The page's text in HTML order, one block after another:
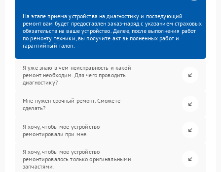
На этапе приема устройства на диагностику и последующий
ремонт вам будет предоставлен заказ-наряд с указанием страховых
обязательств на ваше устройство. Далее, после выполнения работ
по ремонту техники, вы получите акт выполненных работ и
гарантийный талон.
Я уже знаю в чем неисправность и какой
ремонт необходим. Для чего проводить
диагностику?
Мне нужен срочный ремонт. Сможете
сделать?
Я хочу, чтобы мое устройство
ремонтировали при мне.
Я хочу, чтобы мое устройство
ремонтировалось только оригинальными
запчастями.